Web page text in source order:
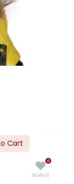
Cart
0
Wishlist